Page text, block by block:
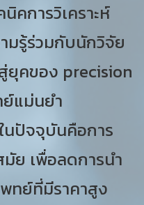
คการวิเคราะห์
มรู้ร่วมกับนักวิจัย
ยุคของ precision
แม่นยำ
จจุบันคือการ
ย เพื่อลดการนำ
ทย์ที่มีราคาสูง